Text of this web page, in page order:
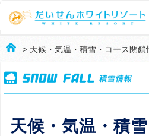
> 天候・気温・積雪・コース閉鎖
天候・気温・積